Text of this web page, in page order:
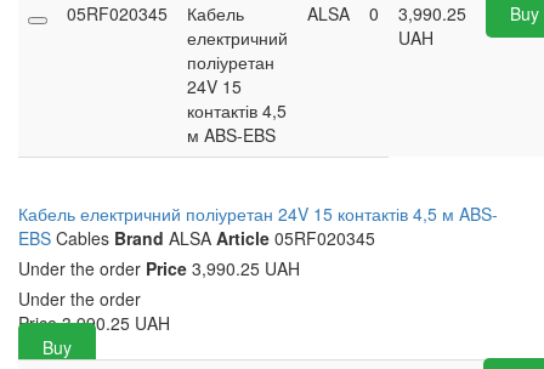
05RF020345
Кабель
електричний
поліуретан
24V 15
контактів 4,5
м ABS-EBS
ALSA 0
3,990.25
UAH
Buy
Кабель електричний поліуретан 24V 15 контактів 4,5 м ABS-
EBS Cables Brand ALSA Article 05RF020345
Under the order Price 3,990.25 UAH
Under the order
Price 3,990.25 UAH
Buy